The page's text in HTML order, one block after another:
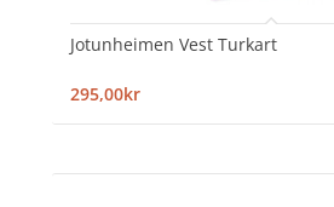
Jotunheimen Vest Turkart
295,00kr